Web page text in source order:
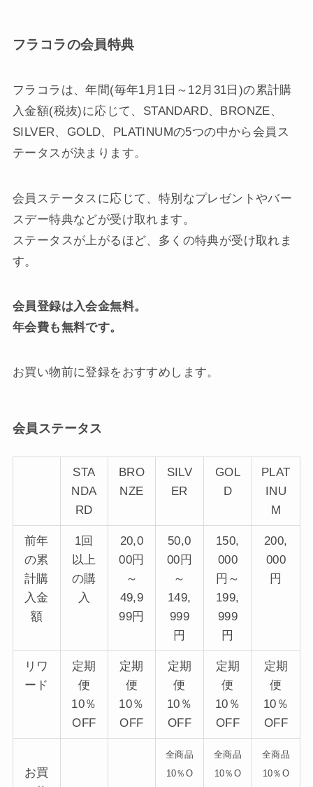
フラコラの会員特典
フラコラは、年間(毎年1月1日～12月31日)の累計購
入金額(税抜)に応じて、STANDARD、BRONZE、
SILVER、GOLD、PLATINUMの5つの中から会員ス
テータスが決まります。
会員ステータスに応じて、特別なプレゼントやバー
スデー特典などが受け取れます。
ステータスが上がるほど、多くの特典が受け取れま
す。
会員登録は入会金無料。
年会費も無料です。
お買い物前に登録をおすすめします。
会員ステータス
STA
NDA
RD
BRO
NZE
SILV
ER
GOL
D
PLAT
INU
M
前年
の累
計購
入金
額
1回
以上
の購
入
20,0
00円
～
49,9
99円
50,0
00円
～
149,
999
円
150,
000
円～
199,
999
円
200,
000
円
リワ
ード
定期
便
10％
OFF
定期
便
10％
OFF
定期
便
10％
OFF
定期
便
10％
OFF
定期
便
10％
OFF
お買
全商品
10％O
全商品
10％O
全商品
10％O